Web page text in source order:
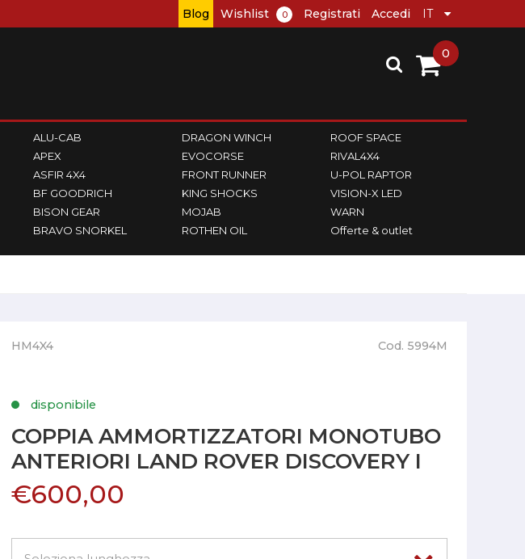
Blog Wishlist 0 Registrati Accedi
ALU-CAB
APEX
ASFIR 4X4
BF GOODRICH
BISON GEAR
BRAVO SNORKEL
DRAGON WINCH
EVOCORSE
FRONT RUNNER
KING SHOCKS
MOJAB
ROTHEN OIL
ROOF SPACE
RIVAL4X4
U-POL RAPTOR
VISION-X LED
WARN
Offerte & outlet
0
HM4X4 Cod. 5994M
disponibile
COPPIA AMMORTIZZATORI MONOTUBO
ANTERIORI LAND ROVER DISCOVERY I
€600,00